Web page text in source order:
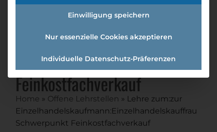
Lehre Zum:zur
Einzelhandelskaufmann:einzel
handelskauffrau
Schwerpunkt
Feinkostfachverkauf
Home » Offene Lehrstellen » Lehre zum:zur
Einzelhandelskaufmann:Einzelhandelskauffrau
Schwerpunkt Feinkostfachverkauf
Einwilligung speichern
Nur essenzielle Cookies akzeptieren
Individuelle Datenschutz-Präferenzen